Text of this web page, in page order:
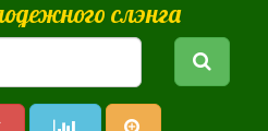
слэнга